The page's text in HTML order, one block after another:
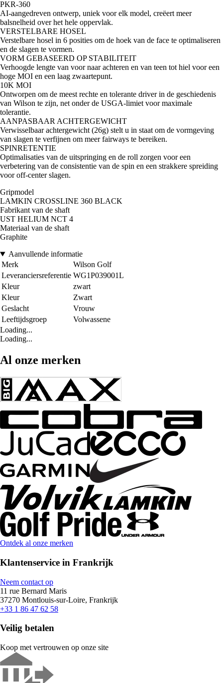
PKR-360
AI-aangedreven ontwerp, uniek voor elk model, creëert meer
balsnelheid over het hele oppervlak.
VERSTELBARE HOSEL
Verstelbare hosel in 6 posities om de hoek van de face te optimaliseren
en de slagen te vormen.
VORM GEBASEERD OP STABILITEIT
Verhoogde lengte van voor naar achteren en van teen tot hiel voor een
hoge MOI en een laag zwaartepunt.
10K MOI
Ontworpen om de meest rechte en tolerante driver in de geschiedenis
van Wilson te zijn, net onder de USGA-limiet voor maximale
tolerantie.
AANPASBAAR ACHTERGEWICHT
Verwisselbaar achtergewicht (26g) stelt u in staat om de vormgeving
van slagen te verfijnen om meer fairways te bereiken.
SPINRETENTIE
Optimalisaties van de uitspringing en de roll zorgen voor een
verbetering van de consistentie van de spin en een strakkere spreiding
voor off-center slagen.
Gripmodel
LAMKIN CROSSLINE 360 BLACK
Fabrikant van de shaft
UST HELIUM NCT 4
Materiaal van de shaft
Graphite
Aanvullende informatie
Merk
Wilson Golf
Leveranciersreferentie WG1P039001L
Kleur
zwart
Kleur
Zwart
Geslacht
Vrouw
Leeftijdsgroep
Volwassene
Loading...
Loading...
Al onze merken
Ontdek al onze merken
Klantenservice in Frankrijk
Neem contact op
11 rue Bernard Maris
37270 Montlouis-sur-Loire, Frankrijk
+33 1 86 47 62 58
Veilig betalen
Koop met vertrouwen op onze site